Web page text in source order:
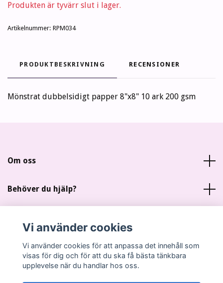
Produkten är tyvärr slut i lager.
Artikelnummer: RPM034
PRODUKTBESKRIVNING RECENSIONER
Mönstrat dubbelsidigt papper 8"x8" 10 ark 200 gsm
Om oss
Behöver du hjälp?
Sociala medier
Vi använder cookies
Vi använder cookies för att anpassa det innehåll som
visas för dig och för att du ska få bästa tänkbara
upplevelse när du handlar hos oss.